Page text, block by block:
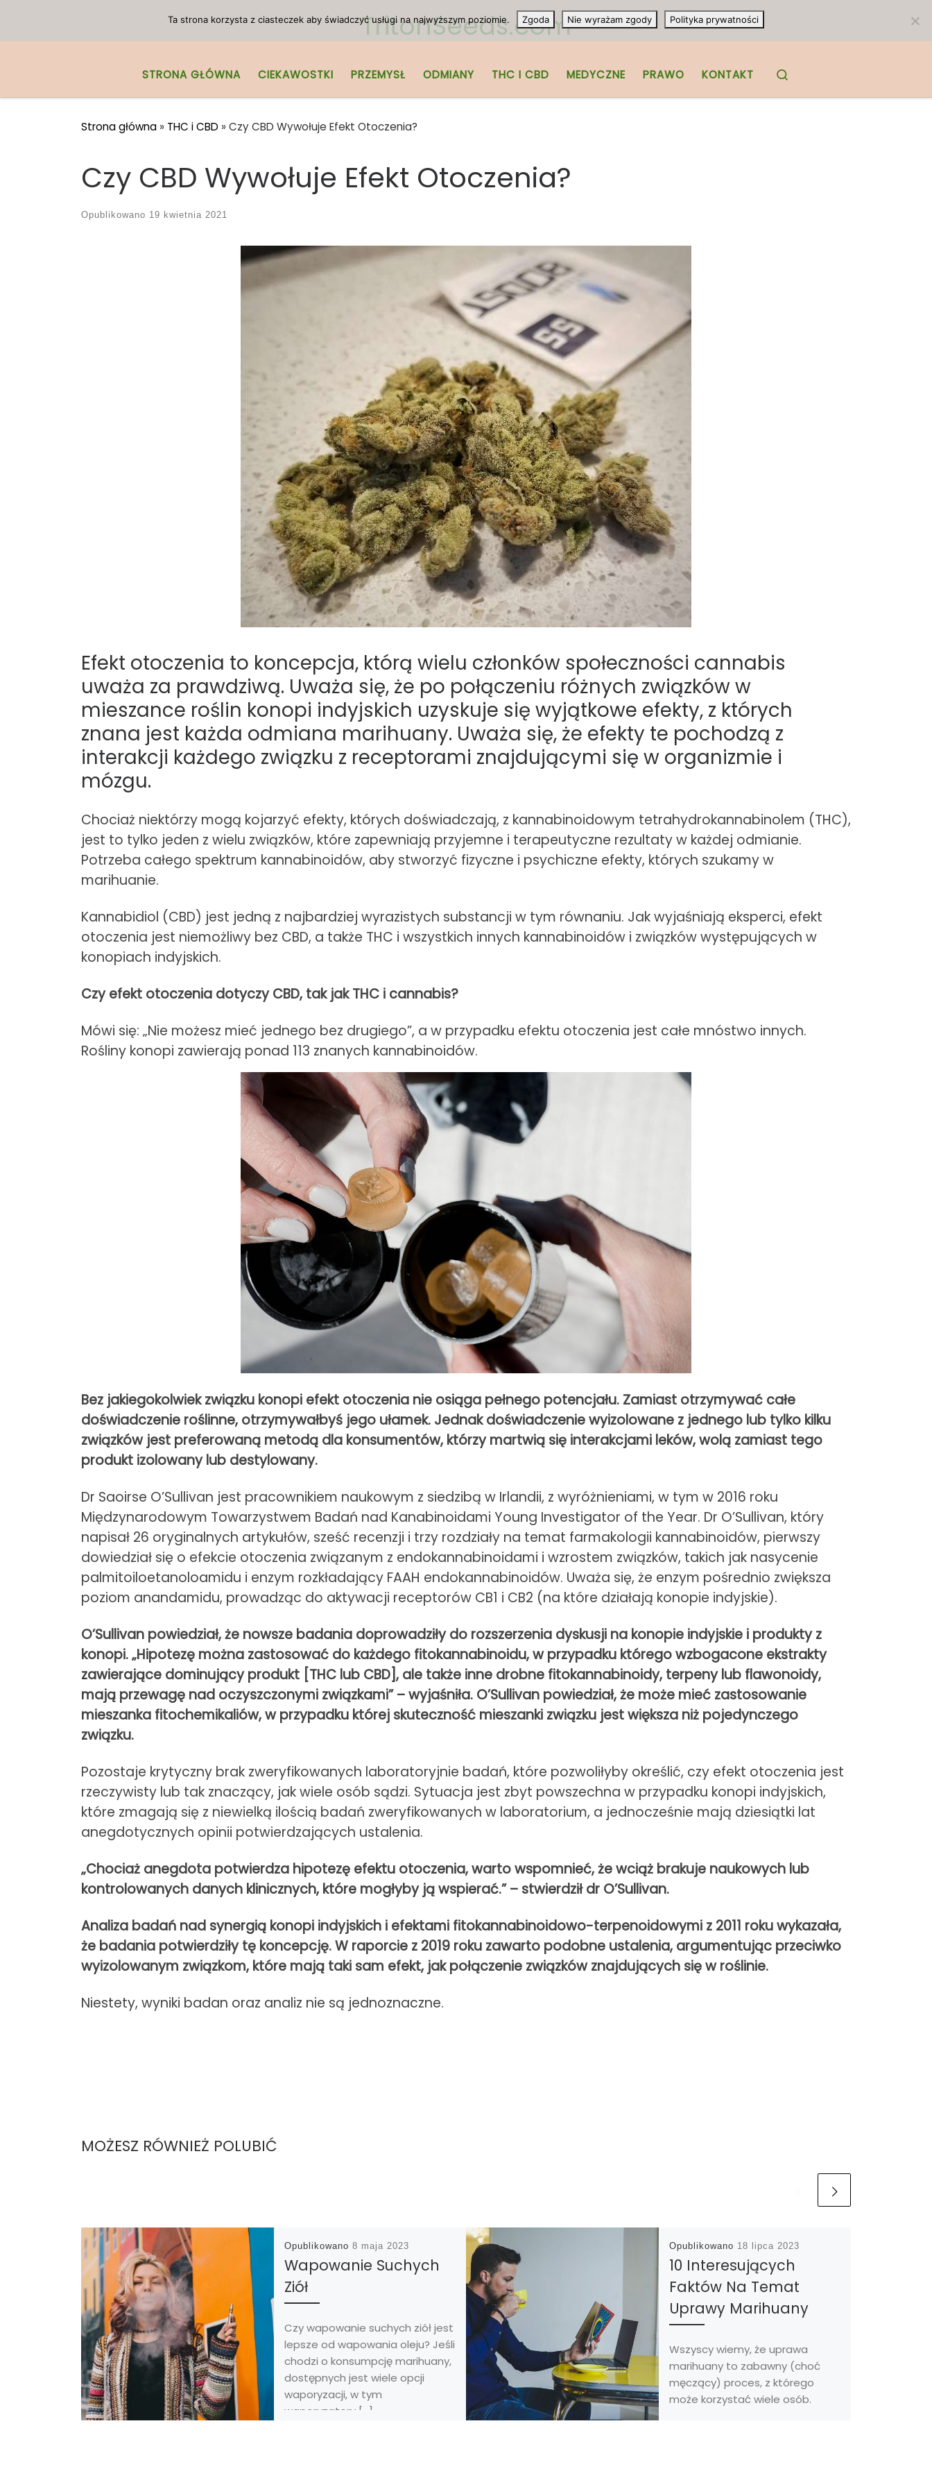
TritonSeeds.com
STRONA GŁÓWNA CIEKAWOSTKI PRZEMYSŁ ODMIANY THC I CBD MEDYCZNE PRAWO KONTAKT
Strona główna » THC i CBD » Czy CBD Wywołuje Efekt Otoczenia?
Czy CBD Wywołuje Efekt Otoczenia?
Opublikowano 19 kwietnia 2021
Efekt otoczenia to koncepcja, którą wielu członków społeczności cannabis
uważa za prawdziwą. Uważa się, że po połączeniu różnych związków w
mieszance roślin konopi indyjskich uzyskuje się wyjątkowe efekty, z których
znana jest każda odmiana marihuany. Uważa się, że efekty te pochodzą z
interakcji każdego związku z receptorami znajdującymi się w organizmie i
mózgu.
Chociaż niektórzy mogą kojarzyć efekty, których doświadczają, z kannabinoidowym tetrahydrokannabinolem (THC),
jest to tylko jeden z wielu związków, które zapewniają przyjemne i terapeutyczne rezultaty w każdej odmianie.
Potrzeba całego spektrum kannabinoidów, aby stworzyć fizyczne i psychiczne efekty, których szukamy w
marihuanie.
Kannabidiol (CBD) jest jedną z najbardziej wyrazistych substancji w tym równaniu. Jak wyjaśniają eksperci, efekt
otoczenia jest niemożliwy bez CBD, a także THC i wszystkich innych kannabinoidów i związków występujących w
konopiach indyjskich.
Czy efekt otoczenia dotyczy CBD, tak jak THC i cannabis?
Mówi się: „Nie możesz mieć jednego bez drugiego”, a w przypadku efektu otoczenia jest całe mnóstwo innych.
Rośliny konopi zawierają ponad 113 znanych kannabinoidów.
Bez jakiegokolwiek związku konopi efekt otoczenia nie osiąga pełnego potencjału. Zamiast otrzymywać całe
doświadczenie roślinne, otrzymywałbyś jego ułamek. Jednak doświadczenie wyizolowane z jednego lub tylko kilku
związków jest preferowaną metodą dla konsumentów, którzy martwią się interakcjami leków, wolą zamiast tego
produkt izolowany lub destylowany.
Dr Saoirse O’Sullivan jest pracownikiem naukowym z siedzibą w Irlandii, z wyróżnieniami, w tym w 2016 roku
Międzynarodowym Towarzystwem Badań nad Kanabinoidami Young Investigator of the Year. Dr O’Sullivan, który
napisał 26 oryginalnych artykułów, sześć recenzji i trzy rozdziały na temat farmakologii kannabinoidów, pierwszy
dowiedział się o efekcie otoczenia związanym z endokannabinoidami i wzrostem związków, takich jak nasycenie
palmitoiloetanoloamidu i enzym rozkładający FAAH endokannabinoidów. Uważa się, że enzym pośrednio zwiększa
poziom anandamidu, prowadząc do aktywacji receptorów CB1 i CB2 (na które działają konopie indyjskie).
O’Sullivan powiedział, że nowsze badania doprowadziły do ​​rozszerzenia dyskusji na konopie indyjskie i produkty z
konopi. „Hipotezę można zastosować do każdego fitokannabinoidu, w przypadku którego wzbogacone ekstrakty
zawierające dominujący produkt [THC lub CBD], ale także inne drobne fitokannabinoidy, terpeny lub flawonoidy,
mają przewagę nad oczyszczonymi związkami” – wyjaśniła. O’Sullivan powiedział, że może mieć zastosowanie
mieszanka fitochemikaliów, w przypadku której skuteczność mieszanki związku jest większa niż pojedynczego
związku.
Pozostaje krytyczny brak zweryfikowanych laboratoryjnie badań, które pozwoliłyby określić, czy efekt otoczenia jest
rzeczywisty lub tak znaczący, jak wiele osób sądzi. Sytuacja jest zbyt powszechna w przypadku konopi indyjskich,
które zmagają się z niewielką ilością badań zweryfikowanych w laboratorium, a jednocześnie mają dziesiątki lat
anegdotycznych opinii potwierdzających ustalenia.
„Chociaż anegdota potwierdza hipotezę efektu otoczenia, warto wspomnieć, że wciąż brakuje naukowych lub
kontrolowanych danych klinicznych, które mogłyby ją wspierać.” – stwierdził dr O’Sullivan.
Analiza badań nad synergią konopi indyjskich i efektami fitokannabinoidowo-terpenoidowymi z 2011 roku wykazała,
że ​​badania potwierdziły tę koncepcję. W raporcie z 2019 roku zawarto podobne ustalenia, argumentując przeciwko
wyizolowanym związkom, które mają taki sam efekt, jak połączenie związków znajdujących się w roślinie.
Niestety, wyniki badan oraz analiz nie są jednoznaczne.
MOŻESZ RÓWNIEŻ POLUBIĆ
Opublikowano 8 maja 2023
Wapowanie Suchych
Ziół
Czy wapowanie suchych ziół jest
lepsze od wapowania oleju? Jeśli
chodzi o konsumpcję marihuany,
dostępnych jest wiele opcji
waporyzacji, w tym
waporyzatory […]
Opublikowano 18 lipca 2023
10 Interesujących
Faktów Na Temat
Uprawy Marihuany
Wszyscy wiemy, że uprawa
marihuany to zabawny (choć
męczący) proces, z którego
może korzystać wiele osób.
Ta strona korzysta z ciasteczek aby świadczyć usługi na najwyższym poziomie. Zgoda Nie wyrażam zgody Polityka prywatności